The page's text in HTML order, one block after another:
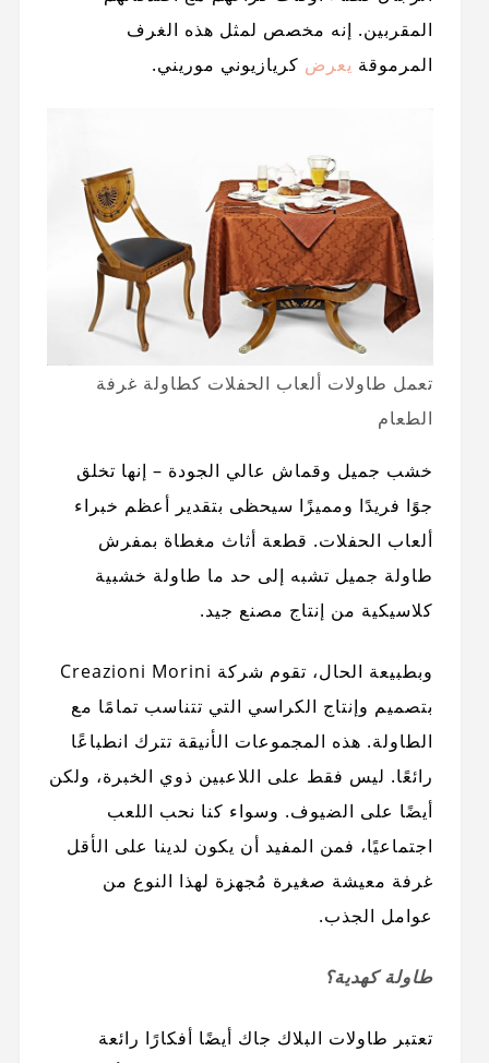
المقربين. إنه مخصص لمثل هذه الغرف
المرموقة يعرض كريازيوني موريني.
تعمل طاولات ألعاب الحفلات كطاولة غرفة
الطعام
خشب جميل وقماش عالي الجودة – إنها تخلق
جوًا فريدًا ومميزًا سيحظى بتقدير أعظم خبراء
ألعاب الحفلات. قطعة أثاث مغطاة بمفرش
طاولة جميل تشبه إلى حد ما طاولة خشبية
كلاسيكية من إنتاج مصنع جيد.
وبطبيعة الحال، تقوم شركة Creazioni Morini
بتصميم وإنتاج الكراسي التي تتناسب تمامًا مع
الطاولة. هذه المجموعات الأنيقة تترك انطباعًا
رائعًا. ليس فقط على اللاعبين ذوي الخبرة، ولكن
أيضًا على الضيوف. وسواء كنا نحب اللعب
اجتماعيًا، فمن المفيد أن يكون لدينا على الأقل
غرفة معيشة صغيرة مُجهزة لهذا النوع من
عوامل الجذب.
طاولة كهدية؟
تعتبر طاولات البلاك جاك أيضًا أفكارًا رائعة